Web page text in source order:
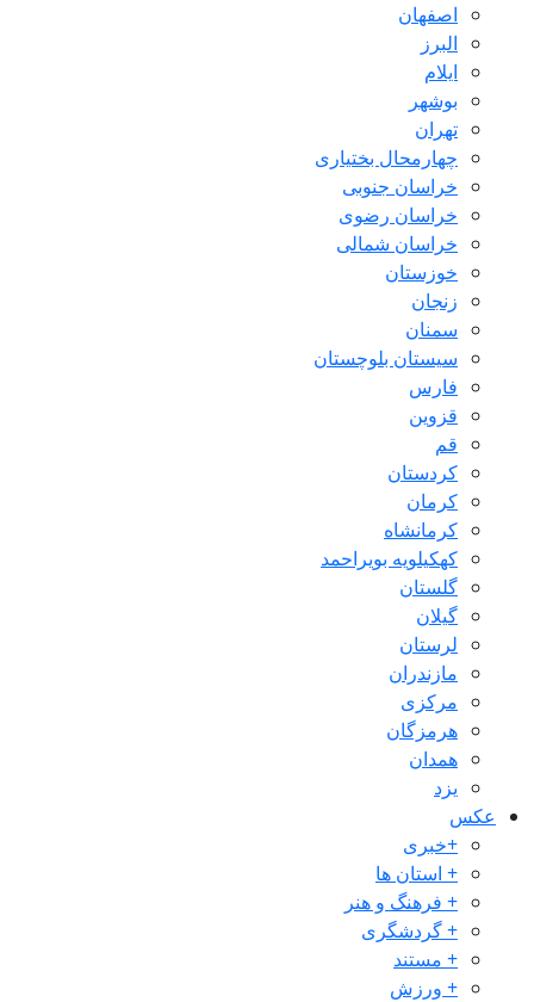
اصفهان
البرز
ایلام
بوشهر
تهران
چهارمحال بختیاری
خراسان جنوبی
خراسان رضوی
خراسان شمالی
خوزستان
زنجان
سمنان
سیستان بلوچستان
فارس
قزوین
قم
کردستان
کرمان
کرمانشاه
کهکیلویه بویراحمد
گلستان
گیلان
لرستان
مازندران
مرکزی
هرمزگان
همدان
یزد
عکس
+خبری
+ استان ها
+ فرهنگ و هنر
+ گردشگری
+ مستند
+ ورزش